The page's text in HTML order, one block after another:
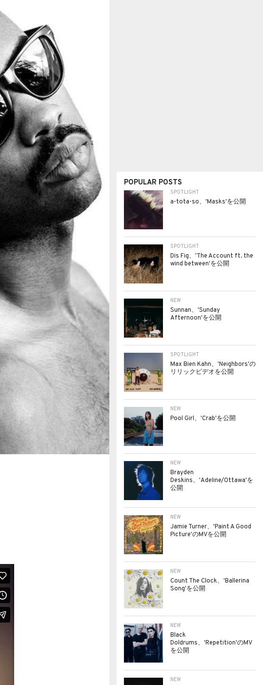
POPULAR POSTS
SPOTLIGHT
a-tota-so、'Masks'を公開
SPOTLIGHT
Dis Fig、'The Account ft. the
wind between'を公開
NEW
Sunnan、'Sunday
Afternoon'を公開
SPOTLIGHT
Max Bien Kahn、'Neighbors'の
リリックビデオを公開
NEW
Pool Girl、'Crab'を公開
NEW
Brayden
Deskins、'Adeline/Ottawa'を
公開
NEW
Jamie Turner、'Paint A Good
Picture'のMVを公開
NEW
Count The Clock、'Ballerina
Song'を公開
NEW
Black
Doldrums、'Repetition'のMV
を公開
NEW